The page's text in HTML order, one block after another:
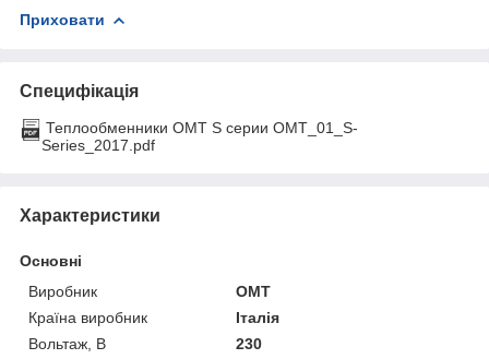
Приховати
Специфікація
Теплообменники OMT S серии OMT_01_S-
Series_2017.pdf
Характеристики
Основні
Виробник
OMT
Країна виробник
Італія
Вольтаж, B
230